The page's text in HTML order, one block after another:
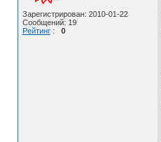
Зарегистрирован: 2010-01-22
Сообщений: 19
Рейтинг: 0